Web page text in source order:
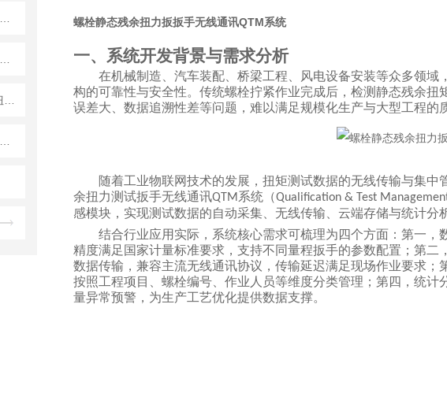
螺栓静态残余扭力扳扳手无线通讯QTM系统
一、系统开发背景与需求分析
在机械制造、汽车装配、桥梁工程、风电设备安装等众多领
构的可靠性与安全性。传统螺栓拧紧作业完成后，检测静态残余
误差大、数据追溯性差等问题，难以满足规模化生产与大型工程的
随着工业物联网技术的发展，扭矩测试数据的无线传输与集
余扭力测试扳手无线通讯QTM 系统（Qualification & Test
感模块，实现测试数据的自动采集、无线传输、云端存储与统计分
结合行业应用实际，系统核心需求可梳理为四个方面：第一
精度满足国家计量标准要求，支持不同量程扳手的参数配置；第
数据传输，兼容主流无线通讯协议，传输延迟满足现场作业要求
按照工程项目、螺栓编号、作业人员等维度分类管理；第四，统
量异常预警，为生产工艺优化提供数据支撑。